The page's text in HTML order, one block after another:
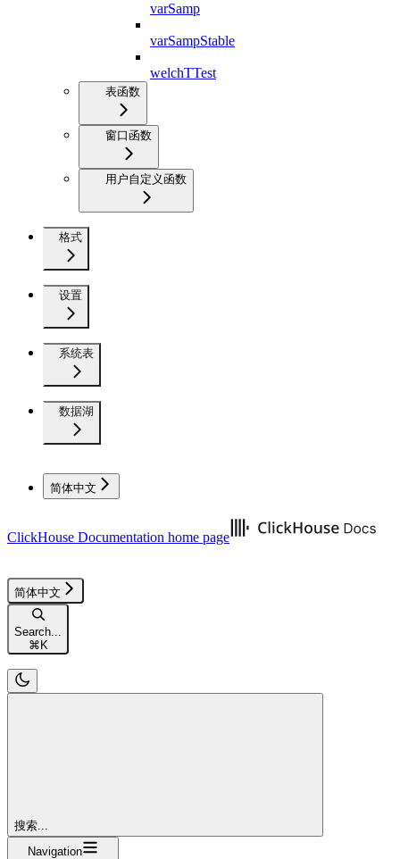
varSamp
varSampStable
welchTTest
表函数
窗口函数
用户自定义函数
格式
设置
系统表
数据湖
简体中文
ClickHouse Documentation home page
简体中文
Search...
⌘K
搜索...
Navigation